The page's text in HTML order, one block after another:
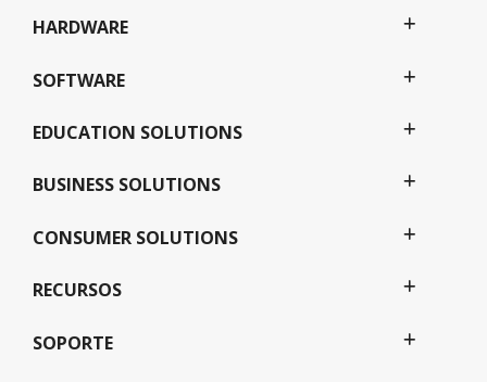
HARDWARE
SOFTWARE
EDUCATION SOLUTIONS
BUSINESS SOLUTIONS
CONSUMER SOLUTIONS
RECURSOS
SOPORTE